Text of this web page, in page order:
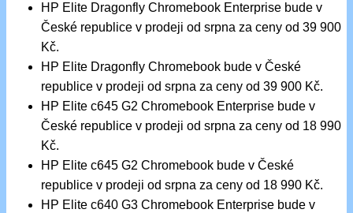
HP Elite Dragonfly Chromebook Enterprise bude v
České republice v prodeji od srpna za ceny od 39 900
Kč.
HP Elite Dragonfly Chromebook bude v České
republice v prodeji od srpna za ceny od 39 900 Kč.
HP Elite c645 G2 Chromebook Enterprise bude v
České republice v prodeji od srpna za ceny od 18 990
Kč.
HP Elite c645 G2 Chromebook bude v České
republice v prodeji od srpna za ceny od 18 990 Kč.
HP Elite c640 G3 Chromebook Enterprise bude v